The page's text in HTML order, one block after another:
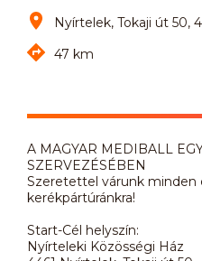
Nyírtelek, Tokaji út 50,
47 km
A MAGYAR MEDIBALL
SZERVEZÉSÉBEN
Szeretettel várunk minden
kerékpártúránkra!
Start-Cél helyszín:
Nyírteleki Közösségi Ház